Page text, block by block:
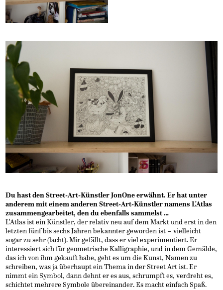
Du hast den Street-Art-Künstler JonOne erwähnt. Er hat unter
anderem mit einem anderen Street-Art-Künstler namens L'Atlas
zusammengearbeitet, den du ebenfalls sammelst …
L'Atlas ist ein Künstler, der relativ neu auf dem Markt und erst in den
letzten fünf bis sechs Jahren bekannter geworden ist – vielleicht
sogar zu sehr (lacht). Mir gefällt, dass er viel experimentiert. Er
interessiert sich für geometrische Kalligraphie, und in dem Gemälde,
das ich von ihm gekauft habe, geht es um die Kunst, Namen zu
schreiben, was ja überhaupt ein Thema in der Street Art ist. Er
nimmt ein Symbol, dann dehnt er es aus, schrumpft es, verdreht es,
schichtet mehrere Symbole übereinander. Es macht einfach Spaß.